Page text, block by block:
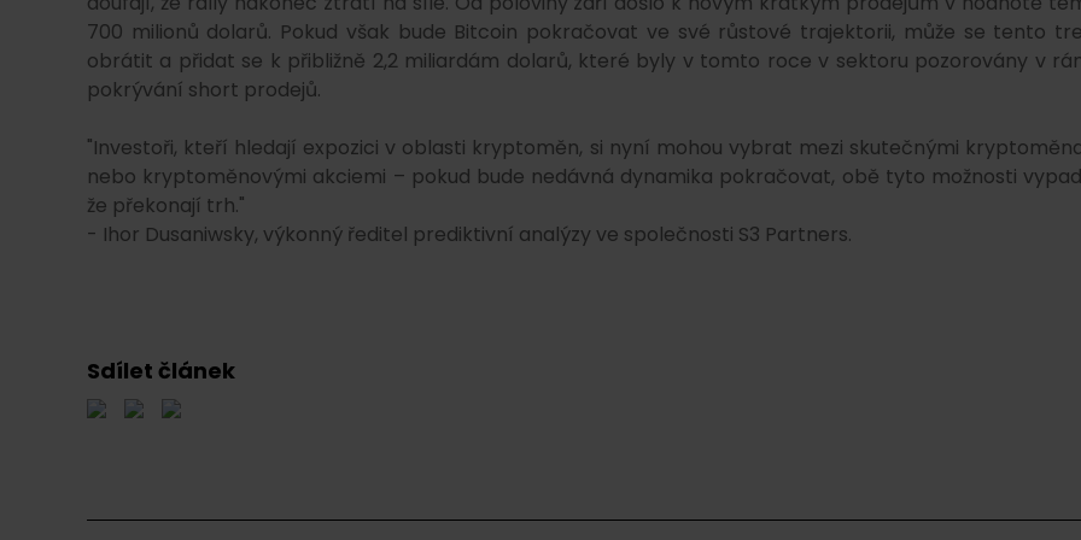
700 milionů dolarů. Pokud však bude Bitcoin pokračovat ve své růstové trajektorii, může se tento
obrátit a přidat se k přibližně 2,2 miliardám dolarů, které byly v tomto roce v sektoru pozorovány v
pokrývání short prodejů.
"Investoři, kteří hledají expozici v oblasti kryptoměn, si nyní mohou vybrat mezi skutečnými
nebo kryptoměnovými akciemi – pokud bude nedávná dynamika pokračovat, obě tyto možnosti
že překonají trh."
- Ihor Dusaniwsky, výkonný ředitel prediktivní analýzy ve společnosti S3 Partners.
Sdílet článek